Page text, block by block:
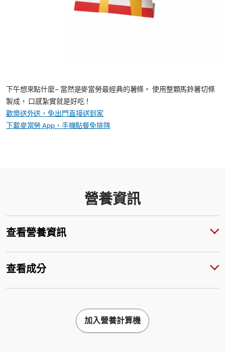
下午想來點什麼~ 當然是麥當勞最經典的薯條。 使用整顆馬鈴薯切條
製成， 口感紮實就是好吃！
歡樂送外送，免出門直接送到家
下載麥當勞 App，手機點餐免排隊
營養資訊
查看營養資訊
查看成分
加入營養計算機